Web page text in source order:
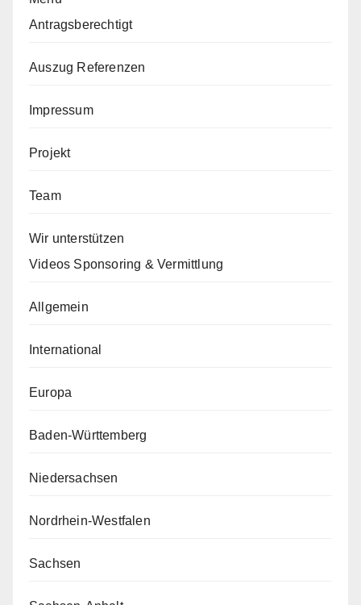
Antragsberechtigt
Auszug Referenzen
Impressum
Projekt
Team
Wir unterstützen
Videos Sponsoring & Vermittlung
Allgemein
International
Europa
Baden-Württemberg
Niedersachsen
Nordrhein-Westfalen
Sachsen